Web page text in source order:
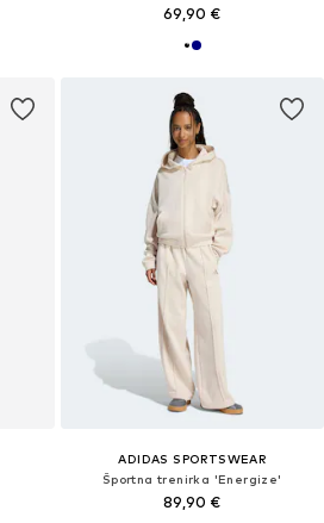
69,90 €
ADIDAS SPORTSWEAR
Športna trenirka 'Energize'
89,90 €